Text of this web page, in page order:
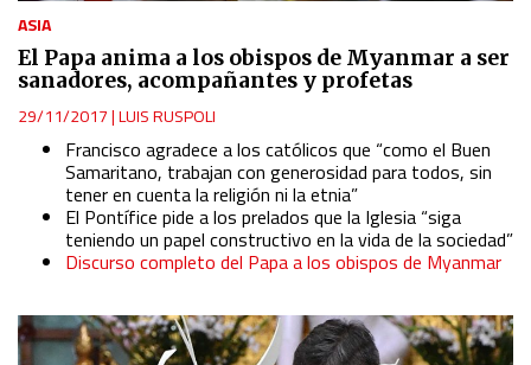
ASIA
El Papa anima a los obispos de Myanmar a ser
sanadores, acompañantes y profetas
29/11/2017|LUIS RUSPOLI
Francisco agradece a los católicos que “como el Buen
Samaritano, trabajan con generosidad para todos, sin
tener en cuenta la religión ni la etnia”
El Pontífice pide a los prelados que la Iglesia “siga
teniendo un papel constructivo en la vida de la sociedad”
Discurso completo del Papa a los obispos de Myanmar
Use profiles to select personalised content
Measure advertising performance
Measure content performance
Understand audiences through statistics or combinations
of data from different sources
Develop and improve services